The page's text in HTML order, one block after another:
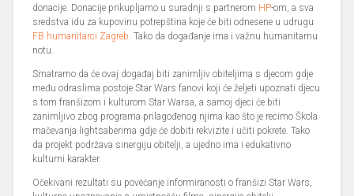
donacije. Donacije prikupljamo u suradnji s partnerom HP-om, a sva
sredstva idu za kupovinu potrepština koje će biti odnesene u udrugu
FB humanitarci Zagreb . Tako da događanje ima i važnu humanitarnu
notu.
Smatramo da će ovaj događaj biti zanimljiv obiteljima s djecom gdje
među odraslima postoje Star Wars fanovi koji će željeti upoznati djecu
s tom franšizom i kulturom Star Warsa, a samoj djeci će biti
zanimljivo zbog programa prilagođenog njima kao što je recimo Škola
mačevanja lightsaberima gdje će dobiti rekvizite i učiti pokrete. Tako
da projekt podržava sinergiju obitelji, a ujedno ima i edukativno
kulturni karakter.
Očekivani rezultati su povećanje informiranosti o franšizi Star Wars,